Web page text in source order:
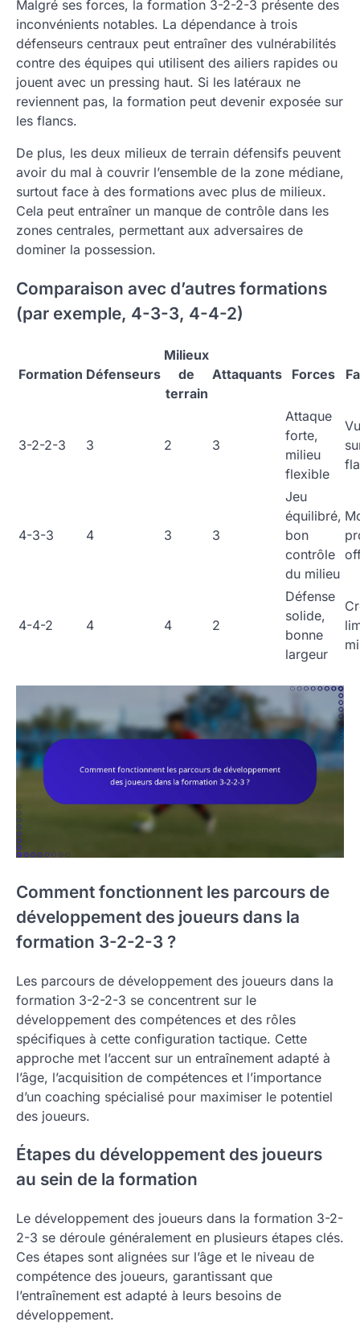
Malgré ses forces, la formation 3-2-2-3 présente des
inconvénients notables. La dépendance à trois
défenseurs centraux peut entraîner des vulnérabilités
contre des équipes qui utilisent des ailiers rapides ou
jouent avec un pressing haut. Si les latéraux ne
reviennent pas, la formation peut devenir exposée sur
les flancs.
De plus, les deux milieux de terrain défensifs peuvent
avoir du mal à couvrir l’ensemble de la zone médiane,
surtout face à des formations avec plus de milieux.
Cela peut entraîner un manque de contrôle dans les
zones centrales, permettant aux adversaires de
dominer la possession.
Comparaison avec d’autres formations
(par exemple, 4-3-3, 4-4-2)
Formation Défenseurs
Milieux
de
terrain
Attaquants Forces
3-2-2-3 3 2 3
Attaque
forte,
milieu
flexible
4-3-3 4 3 3
Jeu
équilibré,
bon
contrôle
du milieu
4-4-2 4 4 2
Défense
solide,
bonne
largeur
Comment fonctionnent les parcours de
développement des joueurs dans la
formation 3-2-2-3 ?
Les parcours de développement des joueurs dans la
formation 3-2-2-3 se concentrent sur le
développement des compétences et des rôles
spécifiques à cette configuration tactique. Cette
approche met l’accent sur un entraînement adapté à
l’âge, l’acquisition de compétences et l’importance
d’un coaching spécialisé pour maximiser le potentiel
des joueurs.
Étapes du développement des joueurs
au sein de la formation
Le développement des joueurs dans la formation 3-2-
2-3 se déroule généralement en plusieurs étapes clés.
Ces étapes sont alignées sur l’âge et le niveau de
compétence des joueurs, garantissant que
l’entraînement est adapté à leurs besoins de
développement.